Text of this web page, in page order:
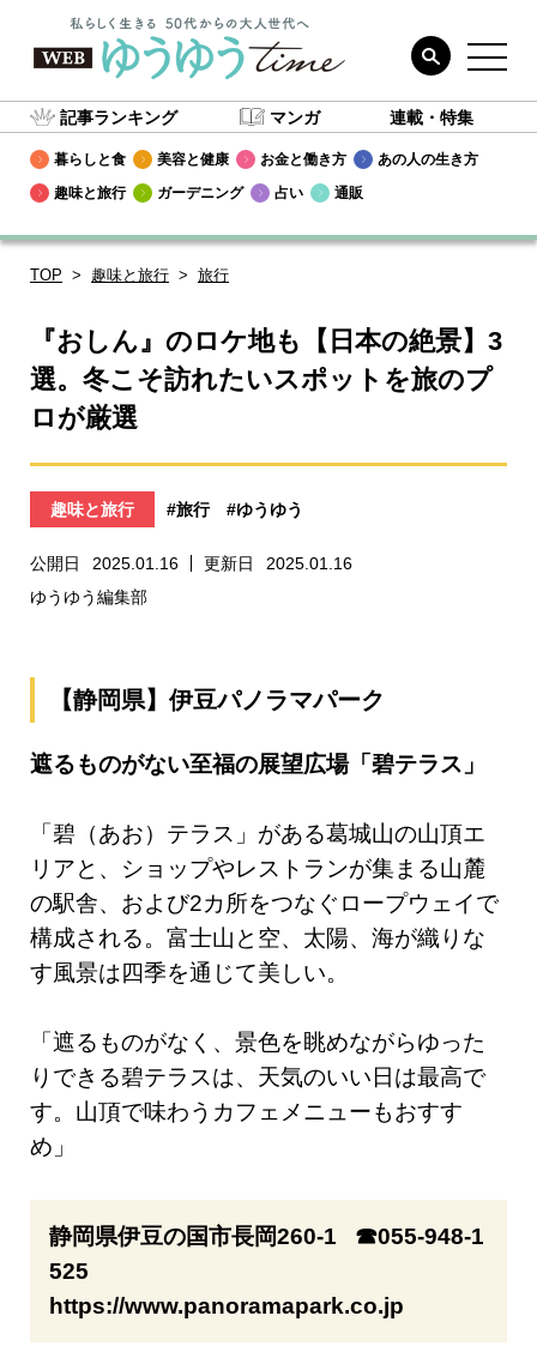
記事ランキング マンガ 連載・特集
暮らしと食 美容と健康 お金と働き方
あの人の生き方
趣味と旅行
ガーデニング 占い 通販
TOP 趣味と旅行 旅行
『おしん』のロケ地も【日本の絶景】3
選。冬こそ訪れたいスポットを旅のプ
ロが厳選
趣味と旅行 #旅行 #ゆうゆう
公開日 2025.01.16 更新日
2025.01.16
ゆうゆう編集部
【静岡県】伊豆パノラマパーク
遮るものがない至福の展望広場「碧テラス」
「碧（あお）テラス」がある葛城山の山頂エ
リアと、ショップやレストランが集まる山麓
の駅舎、および2カ所をつなぐロープウェイで
構成される。富士山と空、太陽、海が織りな
す風景は四季を通じて美しい。
「遮るものがなく、景色を眺めながらゆった
りできる碧テラスは、天気のいい日は最高で
す。山頂で味わうカフェメニューもおすす
め」
静岡県伊豆の国市長岡260-1 ☎055-948-1
525
https://www.panoramapark.co.jp